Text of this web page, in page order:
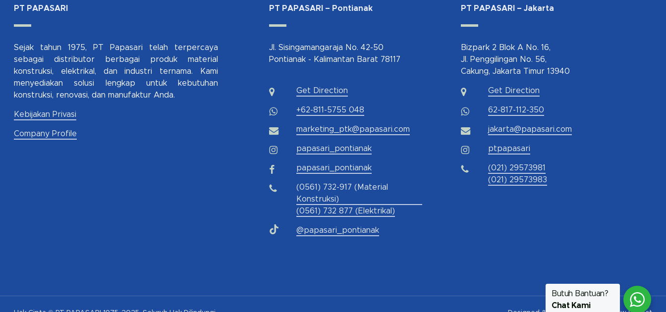
PT PAPASARI
Sejak tahun 1975, PT Papasari telah terpercaya
sebagai distributor berbagai produk material
konstruksi, elektrikal, dan industri ternama. Kami
menyediakan solusi lengkap untuk kebutuhan
konstruksi, renovasi, dan manufaktur Anda.
Kebijakan Privasi
Company Profile
PT PAPASARI – Pontianak
Jl. Sisingamangaraja No. 42-50
Pontianak - Kalimantan Barat 78117
Get Direction
+62-811-5755 048
marketing_ptk@papasari.com
papasari_pontianak
papasari_pontianak
(0561) 732-917 (Material
Konstruksi)
(0561) 732 877 (Elektrikal)
@papasari_pontianak
PT PAPASARI – Jakarta
Bizpark 2 Blok A No. 16,
Jl. Penggilingan No. 56,
Cakung, Jakarta Timur 13940
Get Direction
62-817-112-350
jakarta@papasari.com
ptpapasari
(021) 29573981
(021) 29573983
Butuh Bantuan?
Chat Kami